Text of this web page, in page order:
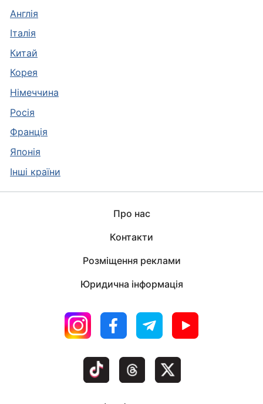
Англія
Італія
Китай
Корея
Німеччина
Росія
Франція
Японія
Інші країни
Про нас
Контакти
Розміщення реклами
Юридична інформація